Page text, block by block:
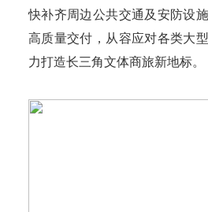
快补齐周边公共交通及安防设
高质量交付，从容应对各类大
力打造长三角文体商旅新地标。